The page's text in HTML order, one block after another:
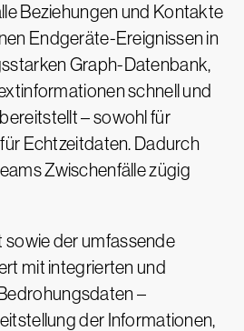
Beziehungen und Kontakte
Endgeräte-Ereignissen in
Graph-Datenbank,
schnell und
– sowohl für
Echtzeitdaten. Dadurch
Zwischenfälle zügig
sowie der umfassende
mit integrierten und
–
der Informationen,